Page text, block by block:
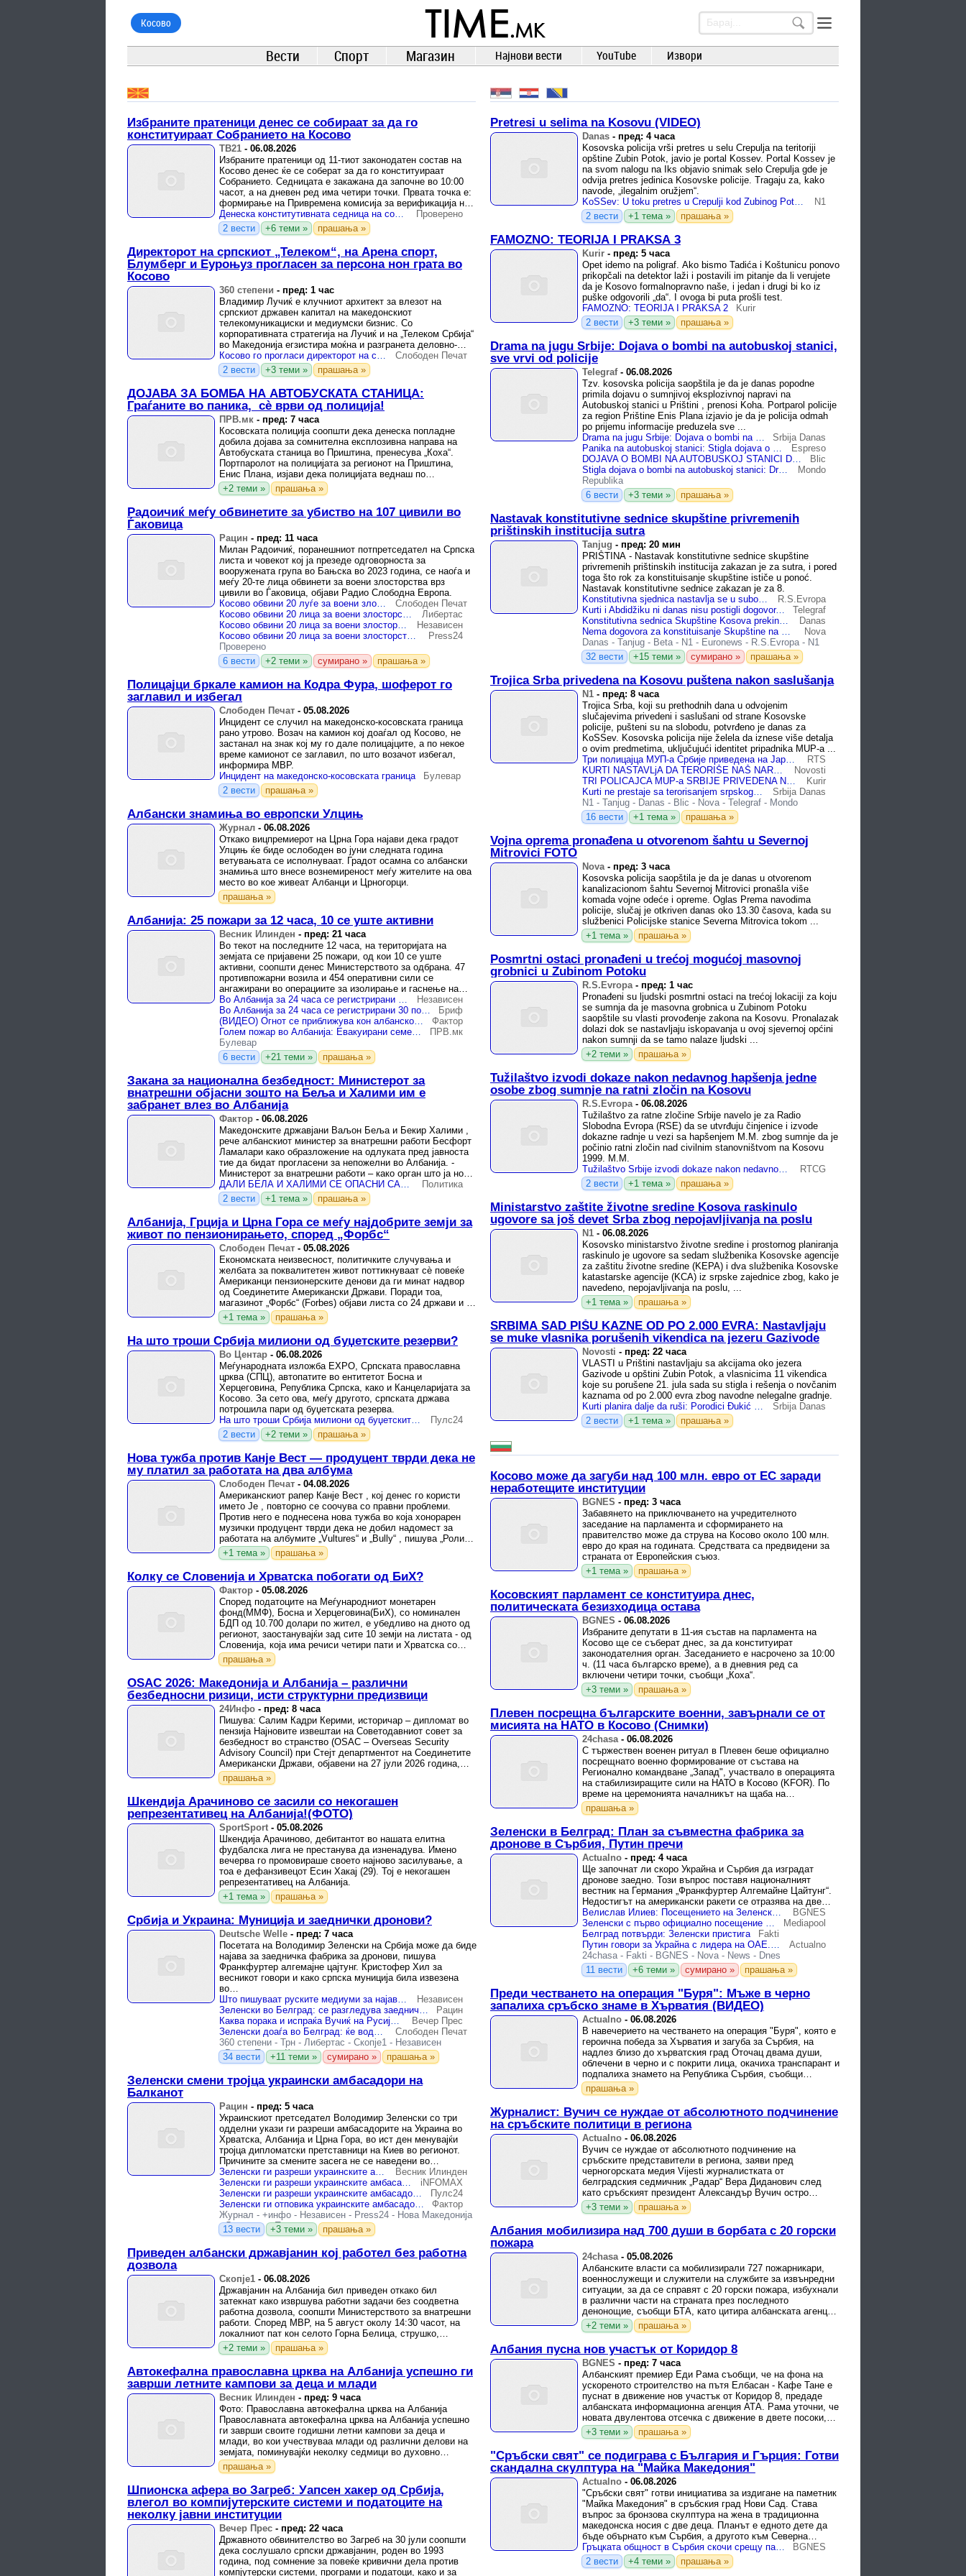
TIME.mk
ВЕСТИ
NEWS
Косово
Вести Спорт Магазин Најнови вести YouTube Извори
Избраните пратеници денес се собираат за да го
конституираат Собранието на Косово
ТВ21 - 06.08.2026
Избраните пратеници од 11-тиот законодатен состав на
Косово денес ќе се соберат за да го конституираат
Собранието. Седницата е закажана да започне во 10:00
часот, а на дневен ред има четири точки. Првата точка е:
формирање на Привремена комисија за верификација на
кворумот и ...
Денеска конститутивната седница на собранието на Косово
Проверено
2 вести
+6 теми » прашања »
Директорот на српскиот „Телеком“, на Арена спорт,
Блумберг и Еуроњуз прогласен за персона нон грата во
Косово
360 степени - пред: 1 час
Владимир Лучиќ е клучниот архитект за влезот на
српскиот државен капитал на македонскиот
телекомуникациски и медиумски бизнис. Со
корпоративната стратегија на Лучиќ и на „Телеком Србија“
во Македонија егзистира моќна и разгранета деловно-
медиумска империја преку која директно се ...
Косово го прогласи директорот на српскиот „Телеком“ за персона нон грата
Слободен Печат
2 вести
+3 теми » прашања »
ДОЈАВА ЗА БОМБА НА АВТОБУСКАТА СТАНИЦА:
Граѓаните во паника, сè врви од полиција!
ПРВ.мк - пред: 7 часа
Косовската полиција соопшти дека денеска попладне
добила дојава за сомнителна експлозивна направа на
Автобуската станица во Приштина, пренесува „Коха“.
Портпаролот на полицијата за регионот на Приштина,
Енис Плана, изјави дека полицијата веднаш по
примањето на информацијата ги ...
+2 теми » прашања »
Радоичиќ меѓу обвинетите за убиство на 107 цивили во
Ѓаковица
Рацин - пред: 11 часа
Милан Радоичиќ, поранешниот потпретседател на Српска
листа и човекот кој ја презеде одговорноста за
вооружената група во Бањска во 2023 година, се наоѓа и
меѓу 20-те лица обвинети за воени злосторства врз
цивили во Ѓаковица, објави Радио Слободна Европа.
Косово обвини 20 луѓе за воени злосторства во Ѓаковица, меѓу нив е и Милан Радоичиќ
Слободен Печат
Косово обвини 20 лица за воени злосторства во Ѓаковица, меѓу нив и Милан Радоичиќ
Либертас
Косово обвини 20 лица за воени злосторства во Ѓаковица, меѓу нив и Милан Радоичиќ
Независен
Косово обвини 20 лица за воени злосторства во Ѓаковица, меѓу нив и Милан Радоичиќ
Press24
Проверено
6 вести
+2 теми » сумирано » прашања »
Полицајци бркале камион на Кодра Фура, шоферот го
заглавил и избегал
Слободен Печат - 05.08.2026
Инцидент се случил на македонско-косовската граница
рано утрово. Возач на камион кој доаѓал од Косово, не
застанал на знак кој му го дале полицајците, а по некое
време камионот се заглавил, по што возачот избегал,
информира МВР.
Инцидент на македонско-косовската граница
Булевар
2 вести
прашања »
Aлбански знамиња во европски Улцињ
Журнал - 06.08.2026
Откако вицпремиерот на Црна Гора најави дека градот
Улцињ ќе биде ослободен во јуни следната година
ветувањата се исполнуваат. Градот осамна со албански
знамиња што внесе вознемиреност меѓу жителите на ова
место во кое живеат Албанци и Црногорци.
прашања »
Албанија: 25 пожари за 12 часа, 10 се уште активни
Весник Илинден - пред: 21 часа
Во текот на последните 12 часа, на територијата на
земјата се пријавени 25 пожари, од кои 10 се уште
активни, соопшти денес Министерството за одбрана. 47
противпожарни возила и 454 оперативни сили се
ангажирани во операциите за изолирање и гаснење на
пожарите, преку координација ...
Во Албанија за 24 часа се регистрирани 30 пожари, осум се уште се активни
Независен
Во Албанија за 24 часа се регистрирани 30 пожари, осум се уште се активни
Бриф
(ВИДЕО) Огнот се приближува кон албанско село, а жителите мораа да ги напуштат домовите
Фактор
Голем пожар во Албанија: Евакуирани семејства, огнот се заканува на куќи
ПРВ.мк
Булевар
6 вести
+21 теми » прашања »
Закана за национална безбедност: Министерот за
внатрешни објасни зошто на Беља и Халими им е
забранет влез во Албанија
Фактор - 06.08.2026
Македонските државјани Ваљон Беља и Бекир Халими ,
рече албанскиот министер за внатрешни работи Бесфорт
Ламалари како образложение на одлуката пред јавноста
тие да бидат прогласени за непожелни во Албанија. -
Министерот за внатрешни работи – како орган што ја носи
одлуката, нема ...
ДАЛИ БЕЛА И ХАЛИМИ СЕ ОПАСНИ САМО ОД ДРУГАТА СТРАНА НА ГРАНИЦАТА? Прашање за кое Македонија заслужува одговор
Политика
2 вести
+1 тема » прашања »
Албанија, Грција и Црна Гора се меѓу најдобрите земји за
живот по пензионирањето, според „Форбс“
Слободен Печат - 05.08.2026
Економската неизвесност, политичките случувања и
желбата за поквалитетен живот поттикнуваат сѐ повеќе
Американци пензионерските денови да ги минат надвор
од Соединетите Американски Држави. Поради тоа,
магазинот „Форбс“ (Forbes) објави листа со 24 држави и 96
препорачани места ...
+1 тема » прашања »
На што троши Србија милиони од буџетските резерви?
Во Центар - 06.08.2026
Меѓународната изложба EXPO, Српската православна
црква (СПЦ), автопатите во ентитетот Босна и
Херцеговина, Република Српска, како и Канцеларијата за
Косово. За сето ова, меѓу другото, српската држава
потрошила пари од буџетската резерва.
На што троши Србија милиони од буџетските резерви?
Пулс24
2 вести
+2 теми » прашања »
Нова тужба против Канје Вест — продуцент тврди дека не
му платил за работата на два албума
Слободен Печат - 04.08.2026
Американскиот рапер Канје Вест , кој денес го користи
името Је , повторно се соочува со правни проблеми.
Против него е поднесена нова тужба во која хонорарен
музички продуцент тврди дека не добил надомест за
работата на албумите „Vultures“ и „Bully“ , пишува „Ролинг
стоун“.
+1 тема » прашања »
Колку се Словенија и Хрватска побогати од БиХ?
Фактор - 05.08.2026
Според податоците на Меѓународниот монетарен
фонд(ММФ), Босна и Херцеговина(БиХ), со номинален
БДП од 10.700 долари по жител, е убедливо на дното од
регионот, заостанувајќи зад сите 10 земји на листата - од
Словенија, која има речиси четири пати и Хрватска со
речиси три пати ...
прашања »
OSAC 2026: Македонија и Албанија – различни
безбедносни ризици, исти структурни предизвици
24Инфо - пред: 8 часа
Пишува: Салим Кадри Керими, историчар – дипломат во
пензија Најновите извештаи на Советодавниот совет за
безбедност во странство (OSAC – Overseas Security
Advisory Council) при Стејт департментот на Соединетите
Американски Држави, објавени на 27 јули 2026 година,
претставуваат ...
прашања »
Шкендија Арачиново се засили со некогашен
репрезентативец на Албанија!(ФОТО)
SportSport - 05.08.2026
Шкендија Арачиново, дебитантот во нашата елитна
фудбалска лига не престанува да изненадува. Имено
вечерва го промовираше своето најново засилување, а
тоа е дефанзивецот Есин Хакај (29). Тој е некогашен
репрезентативец на Албанија.
+1 тема »
прашања »
Србија и Украина: Муниција и заеднички дронови?
Deutsche Welle - пред: 7 часа
Посетата на Володимир Зеленски на Србија може да биде
најава за заедничка фабрика за дронови, пишува
Франкфуртер алгемајне цајтунг. Кристофер Хил за
весникот говори и како српска муниција била извезена
во…
Што пишуваат руските медиуми за најавената посета на Зеленски на Белград?
Независен
Зеленски во Белград: се разгледува заедничка фабрика за дронови во Србија
Рацин
Каква порака и испраќа Вучиќ на Русија? Зеленски утре пристигнува во Белград
Вечер Прес
Зеленски доаѓа во Белград: ќе води тајни разговори за заедничка фабрика за дронови со Србија?
Слободен Печат
360 степени - Трн - Либертас - Скопје1 - Независен
-Вечер Прес -Колегиум
34 вести +11 теми » сумирано » прашања »
Зеленски смени тројца украински амбасадори на
Балканот
Рацин - пред: 5 часа
Украинскиот претседател Володимир Зеленски со три
одделни укази ги разреши амбасадорите на Украина во
Хрватска, Албанија и Црна Гора, во ист ден менувајќи
тројца дипломатски претставници на Киев во регионот.
Причините за смените засега не се наведени во
објавените укази.
Зеленски ги разреши украинските амбасадори во Албанија, Хрватска и Црна Гора
Весник Илинден
Зеленски ги разреши украинските амбасадори во Албанија, Хрватска и Црна Гора
iNFOMAX
Зеленски ги разреши украинските амбасадори во Албанија, Хрватска и Црна Гора
Пулс24
Зеленски ги отповика украинските амбасадори во Албанија, Хрватска и Црна Гора
Фактор
Журнал - +инфо - Независен - Press24 - Нова Македонија
-Либертас -Проверено
13 вести +3 теми » прашања »
Приведен албански државјанин кој работел без работна
дозвола
Скопје1 - 06.08.2026
Државјанин на Албанија бил приведен откако бил
затекнат како извршува работни задачи без соодветна
работна дозвола, соопшти Министерството за внатрешни
работи. Според МВР, на 5 август околу 14:30 часот, на
локалниот пат кон селото Горна Белица, струшко,
полициски службеници од ...
+2 теми » прашања »
Автокефална православна црква на Албанија успешно ги
заврши летните кампови за деца и млади
Весник Илинден - пред: 9 часа
Фото: Православна автокефална црква на Албанија
Православната автокефална црква на Албанија успешно
ги заврши своите годишни летни кампови за деца и
млади, во кои учествуваа млади од различни делови на
земјата, поминувајќи неколку седмици во духовно
надградување, заедништво и ...
прашања »
Шпионска афера во Загреб: Уапсен хакер од Србија,
влегол во компијутерските системи и податоците на
неколку јавни институции
Вечер Прес - пред: 22 часа
Државното обвинителство во Загреб на 30 јули соопшти
дека сослушало српски државјанин, роден во 1993
година, под сомнение за повеќе кривични дела против
компјутерски системи, програми и податоци, како и за
Pretresi u selima na Kosovu (VIDEO)
Danas- пред: 4 часа
Kosovska policija vrši pretres u selu Crepulja na teritoriji
opštine Zubin Potok, javio je portal Kossev. Portal Kossev je
na svom nalogu na Iks objavio snimak selo Crepulja gde je
odvija pretres jedinica Kosovske policije. Tragaju za, kako
navode, „ilegalnim oružjem“.
KoSSev: U toku pretres u Crepulji kod Zubinog Potoka
N1
2 вести
+1 тема » прашања »
FAMOZNO: TEORIJA I PRAKSA 3
Kurir- пред: 5 часа
Opet idemo na poligraf. Ako bismo Tadića i Koštunicu ponovo
prikopčali na detektor laži i postavili im pitanje da li verujete
da je Kosovo formalnopravno naše, i jedan i drugi bi ko iz
puške odgovorili „da“. I ovoga bi puta prošli test.
FAMOZNO: TEORIJA I PRAKSA 2
Kurir
2 вести
+3 теми » прашања »
Drama na jugu Srbije: Dojava o bombi na autobuskoj stanici,
sve vrvi od policije
Telegraf- 06.08.2026
Tzv. kosovska policija saopštila je da je danas popodne
primila dojavu o sumnjivoj eksplozivnoj napravi na
Autobuskoj stanici u Prištini , prenosi Koha. Portparol policije
za region Prištine Enis Plana izjavio je da je policija odmah
po prijemu informacije preduzela sve ...
Drama na jugu Srbije: Dojava o bombi na autobuskoj stanici, policija blokirala područje
Srbija Danas
Panika na autobuskoj stanici: Stigla dojava o bombi, policija blokirala prostor
Espreso
DOJAVA O BOMBI NA AUTOBUSKOJ STANICI Drama u Prištini: Sve vrvi od policije
Blic
Stigla dojava o bombi na autobuskoj stanici: Drama u Prištini, policija na nogama
Mondo
Republika
6 вести
+3 теми » прашања »
Nastavak konstitutivne sednice skupštine privremenih
prištinskih institucija sutra
Tanjug - пред: 20 мин
PRIŠTINA - Nastavak konstitutivne sednice skupštine
privremenih prištinskih institucija zakazan je za sutra, i pored
toga što rok za konstituisanje skupštine ističe u ponoć.
Nastavak konstitutivne sednice zakazan je za 8.
Konstitutivna sjednica nastavlja se u subotu, ustavni rok za Skupštinu Kosova završava u ponoć
R.S.Evropa
Kurti i Abdidžiku ni danas nisu postigli dogovor, Demokratski savez Kosova traži mesto predsednika
Telegraf
Konstitutivna sednica Skupštine Kosova prekinuta i odložena na Kurtijev zahtev: Pravnici upozoravaju na neustavnu blokadu
Danas
Nema dogovora za konstituisanje Skupštine na Kosovu i Metohiji, uoči isteka roka
Nova
Danas - Tanjug - Beta - N1 - Euronews - R.S.Evropa - N1
32 вести
+15 теми » сумирано » прашања »
Trojica Srba privedena na Kosovu puštena nakon saslušanja
N1- пред: 8 часа
Trojica Srba, koji su prethodnih dana u odvojenim
slučajevima privedeni i saslušani od strane Kosovske
policije, pušteni su na slobodu, potvrđeno je danas za
KoSSev. Kosovska policija nije želela da iznese više detalja
o ovim predmetima, uključujući identitet pripadnika MUP-a ...
Три полицајца МУП-а Србије приведена на Јарињу – двојица пуштена, један задржан
RTS
KURTI NASTAVLjA DA TERORIŠE NAŠ NAROD: Pripadnik MUP-a Srbije priveden na Jarinju
Novosti
TRI POLICAJCA MUP-a SRBIJE PRIVEDENA NA JARINJU: Dvojica puštena, jedan zadržan
Kurir
Kurti ne prestaje sa terorisanjem srpskog naroda: Pripadnik MUP-a Srbije priveden na Jarinju
Srbija Danas
N1 - Tanjug - Danas - Blic - Nova - Telegraf - Mondo
16 вести
+1 тема » прашања »
Vojna oprema pronađena u otvorenom šahtu u Severnoj
Mitrovici FOTO
Nova- пред: 3 часа
Kosovska policija saopštila je da je danas u otvorenom
kanalizacionom šahtu Severnoj Mitrovici pronašla više
komada vojne odeće i opreme. Oglas Prema navodima
policije, slučaj je otkriven danas oko 13.30 časova, kada su
službenici Policijske stanice Severna Mitrovica tokom ...
+1 тема »
прашања »
Posmrtni ostaci pronađeni u trećoj mogućoj masovnoj
grobnici u Zubinom Potoku
R.S.Evropa- пред: 1 час
Pronađeni su ljudski posmrtni ostaci na trećoj lokaciji za koju
se sumnja da je masovna grobnica u Zubinom Potoku
saopštile su vlasti provođenje zakona na Kosovu. Pronalazak
dolazi dok se nastavljaju iskopavanja u ovoj sjevernoj općini
nakon sumnji da se tamo nalaze ljudski ...
+2 теми »
прашања »
Tužilaštvo izvodi dokaze nakon nedavnog hapšenja jedne
osobe zbog sumnje na ratni zločin na Kosovu
R.S.Evropa- 06.08.2026
Tužilaštvo za ratne zločine Srbije navelo je za Radio
Slobodna Evropa (RSE) da se utvrđuju činjenice i izvode
dokazne radnje u vezi sa hapšenjem M.M. zbog sumnje da je
počinio ratni zločin nad civilnim stanovništvom na Kosovu
1999. M.M.
Tužilaštvo Srbije izvodi dokaze nakon nedavnog hapšenja jedne osobe zbog sumnje na ratni zločin na Kosovu
RTCG
2 вести
+1 тема » прашања »
Ministarstvo zaštite životne sredine Kosova raskinulo
ugovore sa još devet Srba zbog nepojavljivanja na poslu
N1- 06.08.2026
Kosovsko ministarstvo životne sredine i prostornog planiranja
raskinulo je ugovore sa sedam službenika Kosovske agencije
za zaštitu životne sredine (KEPA) i dva službenika Kosovske
katastarske agencije (KCA) iz srpske zajednice zbog, kako je
navedeno, nepojavljivanja na poslu, ...
+1 тема »
прашања »
SRBIMA SAD PIŠU KAZNE OD PO 2.000 EVRA: Nastavljaju
se muke vlasnika porušenih vikendica na jezeru Gazivode
Novosti - пред: 22 часа
VLASTI u Prištini nastavljaju sa akcijama oko jezera
Gazivode u opštini Zubin Potok, a vlasnicima 11 vikendica
koje su porušene 21. jula sada su stigla i rešenja o novčanim
kaznama od po 2.000 evra zbog navodne nelegalne gradnje.
Kurti planira dalje da ruši: Porodici Đukić preti gubitak doma na Gazivodama, dat im je rok od 15 dana da je sruše sami ili će to uraditi kompanija
Srbija Danas
2 вести
+1 тема » прашања »
Косово може да загуби над 100 млн. евро от ЕС заради
неработещите институции
BGNES - пред: 3 часа
Забавянето на приключването на учредителното
заседание на парламента и сформирането на
правителство може да струва на Косово около 100 млн.
евро до края на годината. Средствата са предвидени за
страната от Европейския съюз.
+1 тема »
прашања »
Косовският парламент се конституира днес,
политическата безизходица остава
BGNES - 06.08.2026
Избраните депутати в 11-ия състав на парламента на
Косово ще се съберат днес, за да конституират
законодателния орган. Заседанието е насрочено за 10:00
ч. (11 часа българско време), а в дневния ред са
включени четири точки, съобщи „Коха“.
+3 теми »
прашања »
Плевен посрещна българските военни, завърнали се от
мисията на НАТО в Косово (Снимки)
24chasa- 06.08.2026
С тържествен военен ритуал в Плевен беше официално
посрещнато военно формирование от състава на
Регионално командване „Запад", участвало в операцията
на стабилизиращите сили на НАТО в Косово (KFOR). По
време на церемонията началникът на щаба на
Съвместното командване на силите ...
прашања »
Зеленски в Белград: План за съвместна фабрика за
дронове в Сърбия, Путин пречи
Actualno- пред: 4 часа
Ще започнат ли скоро Украйна и Сърбия да изградат
дронове заедно. Този въпрос поставя националният
вестник на Германия „Франкфуртер Алгемайне Цайтунг“.
Недостигът на американски ракети се отразява на две…
Велислав Илиев: Посещението на Зеленски в Белград противоречи на украинския идеал
BGNES
Зеленски с първо официално посещение в Белград
Mediapool
Белград потвърди: Зеленски пристига
Fakti
Путин говори за Украйна с лидера на ОАЕ. Вучич приема Зеленски в Сърбия, но отказва да санкционира Русия
Actualno
24chasa - Fakti - BGNES - Nova - News - Dnes
11 вести
+6 теми » сумирано » прашања »
Преди честването на операция "Буря": Мъже в черно
запалиха сръбско знаме в Хърватия (ВИДЕО)
Actualno- 06.08.2026
В навечерието на честването на операция "Буря", която е
героична победа за Хърватия и загуба за Сърбия, на
надлез близо до хърватския град Оточац двама души,
облечени в черно и с покрити лица, окачиха транспарант и
подпалиха знамето на Република Сърбия, съобщи
македонската медия ...
прашања »
Журналист: Вучич се нуждае от абсолютното подчинение
на сръбските политици в региона
Actualno- 06.08.2026
Вучич се нуждае от абсолютното подчинение на
сръбските представители в региона, заяви пред
черногорската медия Vijesti журналистката от
белградския седмичник „Радар“ Вера Диданович след
като сръбският президент Александър Вучич остро
разкритикува властите в Подгорица за ...
+3 теми » прашања »
Албания мобилизира над 700 души в борбата с 20 горски
пожара
24chasa- 05.08.2026
Албанските власти са мобилизирали 727 пожарникари,
военнослужещи и служители на службите за извънредни
ситуации, за да се справят с 20 горски пожара, избухнали
в различни части на страната през последното
денонощие, съобщи БТА, като цитира албанската агенция
АТА.
+2 теми » прашања »
Албания пусна нов участък от Коридор 8
BGNES - пред: 7 часа
Албанският премиер Еди Рама съобщи, че на фона на
ускореното строителство на пътя Елбасан - Кафе Тане е
пуснат в движение нов участък от Коридор 8, предаде
албанската информационна агенция АТА. Рама уточни, че
новата двулентова отсечка с движение в двете посоки,
която започва от ...
+3 теми » прашања »
"Сръбски свят" се подиграва с България и Гърция: Готви
скандална скулптура на "Майка Македония"
Actualno- 06.08.2026
"Сръбски свят" готви инициатива за издигане на паметник
"Майка Македония" в сръбския град Нови Сад. Става
въпрос за бронзова скулптура на жена в традиционна
македонска носия с две деца. Планът е едното дете да
бъде обърнато към Сърбия, а другото към Северна
Македония, предаде ...
Гръцката общност в Сърбия скочи срещу паметник на Майка Македония в Нови Сад
BGNES
2 вести
+4 теми » прашања »